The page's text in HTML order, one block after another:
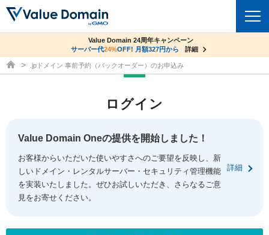
ドメイントップ
ドメイン移管
ドメイン価格一覧
ドメイン一括検索
.jpドメインオークション
コアサーバー
バリューサーバー
XREA
セキュリティトップ
Value Domain ネットde診断
SSL証明書
サービストップ
お得意様割引
facebook
co.jpドメイン✕コアサーバーV2ビジネス応援キャンペーン
サーバー料金1年間無料
詳細
Value Domain 24周年キャンペーン
サーバー代24%OFF! 月額327円から 詳細
ドメイン取得ならバリュードメイン
.jpドメイン 事前予約（バックオーダー）のお申込み
ログイン
Value Domain Oneの提供を開始しました！
お客様からいただいた使いやすさへのご要望を反映し、新
しいドメイン・レンタルサーバー・セキュリティ管理機能
を実装いたしました。ぜひお試しいただき、さらなるご意
見をお寄せください。
詳細